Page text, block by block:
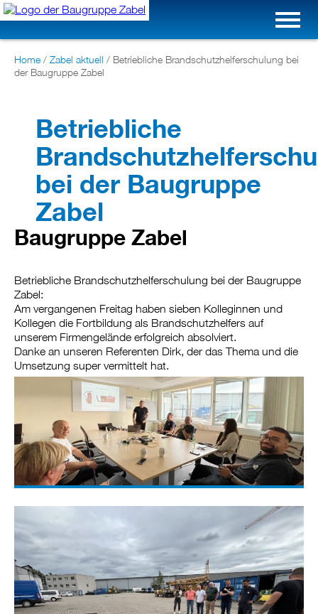
Home / Zabel aktuell / Betriebliche Brandschutzhelferschulung bei
der Baugruppe Zabel
Betriebliche
bei der Baugruppe
Zabel
Baugruppe Zabel
Betriebliche Brandschutzhelferschulung bei der Baugruppe
Zabel:
Am vergangenen Freitag haben sieben Kolleginnen und
Kollegen die Fortbildung als Brandschutzhelfers auf
unserem Firmengelände erfolgreich absolviert.
Danke an unseren Referenten Dirk, der das Thema und die
Umsetzung super vermittelt hat.